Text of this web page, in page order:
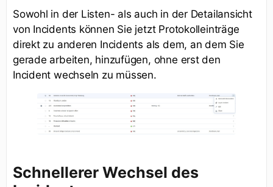
Sowohl in der Listen- als auch in der Detailansicht
von Incidents können Sie jetzt Protokolleinträge
direkt zu anderen Incidents als dem, an dem Sie
gerade arbeiten, hinzufügen, ohne erst den
Incident wechseln zu müssen.
Schnellerer Wechsel des